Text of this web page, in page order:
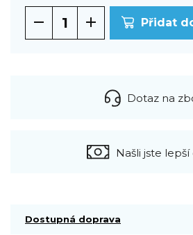
Přidat
Dotaz na
Našli jste lepší
Dostupná doprava